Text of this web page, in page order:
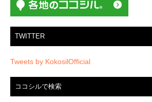
TWITTER
Tweets by KokosilOfficial
ココシルで検索